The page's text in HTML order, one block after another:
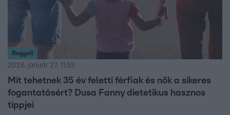
Reggeli
2026. január 27. 11:53
Mit tehetnek 35 év feletti férfiak és nők a sikeres
fogantatásért? Dusa Fanny dietetikus hasznos
tippjei